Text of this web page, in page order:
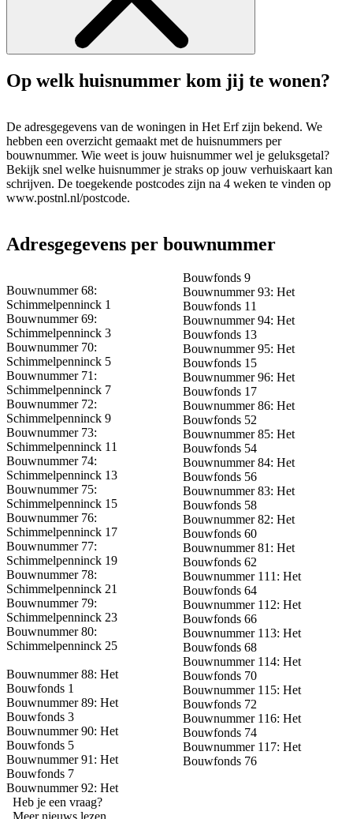
Op welk huisnummer kom jij te wonen?
De adresgegevens van de woningen in Het Erf zijn bekend. We
hebben een overzicht gemaakt met de huisnummers per
bouwnummer.
Wie weet is jouw huisnummer wel je geluksgetal?
Bekijk snel welke huisnummer je straks op jouw verhuiskaart kan
schrijven. De toegekende postcodes zijn na 4 weken te vinden op
www.postnl.nl/postcode.
Adresgegevens per bouwnummer
Bouwnummer 68:
Schimmelpenninck 1
Bouwnummer 69:
Schimmelpenninck 3
Bouwnummer 70:
Schimmelpenninck 5
Bouwnummer 71:
Schimmelpenninck 7
Bouwnummer 72:
Schimmelpenninck 9
Bouwnummer 73:
Schimmelpenninck 11
Bouwnummer 74:
Schimmelpenninck 13
Bouwnummer 75:
Schimmelpenninck 15
Bouwnummer 76:
Schimmelpenninck 17
Bouwnummer 77:
Schimmelpenninck 19
Bouwnummer 78:
Schimmelpenninck 21
Bouwnummer 79:
Schimmelpenninck 23
Bouwnummer 80:
Schimmelpenninck 25
Bouwnummer 88: Het
Bouwfonds 1
Bouwnummer 89: Het
Bouwfonds 3
Bouwnummer 90: Het
Bouwfonds 5
Bouwnummer 91: Het
Bouwfonds 7
Bouwnummer 92: Het
Bouwfonds 9
Bouwnummer 93: Het
Bouwfonds 11
Bouwnummer 94: Het
Bouwfonds 13
Bouwnummer 95: Het
Bouwfonds 15
Bouwnummer 96: Het
Bouwfonds 17
Bouwnummer 86: Het
Bouwfonds 52
Bouwnummer 85: Het
Bouwfonds 54
Bouwnummer 84: Het
Bouwfonds 56
Bouwnummer 83: Het
Bouwfonds 58
Bouwnummer 82: Het
Bouwfonds 60
Bouwnummer 81: Het
Bouwfonds 62
Bouwnummer 111: Het
Bouwfonds 64
Bouwnummer 112: Het
Bouwfonds 66
Bouwnummer 113: Het
Bouwfonds 68
Bouwnummer 114: Het
Bouwfonds 70
Bouwnummer 115: Het
Bouwfonds 72
Bouwnummer 116: Het
Bouwfonds 74
Bouwnummer 117: Het
Bouwfonds 76
Heb je een vraag?
Meer nieuws lezen